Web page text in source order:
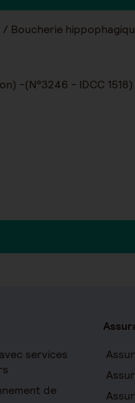
Boucherie
Taux de cotisations prévoyance et santé de la convention collective nationale Eclat (Animation) -(N°3246 - IDCC 1518)
services
de